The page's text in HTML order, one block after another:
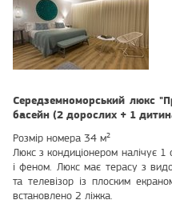
Середземноморський люкс
басейн (2 дорослих + 1
Розмір номера 34 м²
Люкс з кондиціонером налічує
і феном. Люкс має терасу з
та телевізор із плоским
встановлено 2 ліжка.